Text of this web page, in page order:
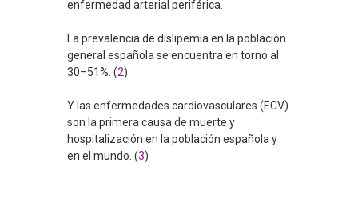
enfermedad arterial periférica.
La prevalencia de dislipemia en la población
general española se encuentra en torno al
30–51%. (2)
Y las enfermedades cardiovasculares (ECV)
son la primera causa de muerte y
hospitalización en la población española y
en el mundo. (3)